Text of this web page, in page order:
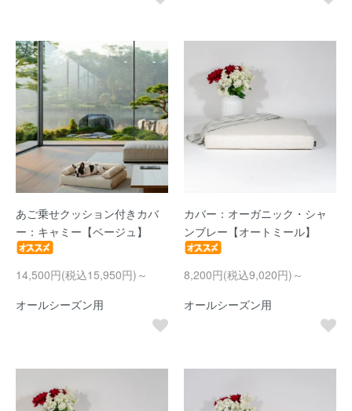
あご乗せクッション付きカバ
ー：キャミー【ベージュ】
14,500円(税込15,950円)～
オールシーズン用
カバー：オーガニック・シャ
ンブレー【オートミール】
8,200円(税込9,020円)～
オールシーズン用